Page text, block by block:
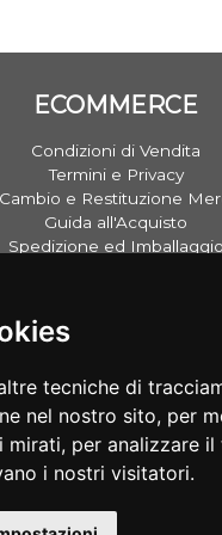
tecniche di
nel nostro sito, per
mirati, per analizzare
i nostri visitatori.
ECOMMERCE
Condizioni di Vendita
Termini e Privacy
Cambio e Restituzione
Guida all'Acquisto
Spedizione ed Imballaggio